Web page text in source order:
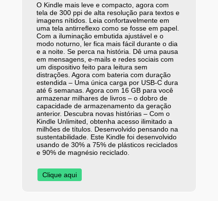
O Kindle mais leve e compacto, agora com
tela de 300 ppi de alta resolução para textos e
imagens nítidos. Leia confortavelmente em
uma tela antirreflexo como se fosse em papel.
Com a iluminação embutida ajustável e o
modo noturno, ler fica mais fácil durante o dia
e a noite. Se perca na história. Dê uma pausa
em mensagens, e-mails e redes sociais com
um dispositivo feito para leitura sem
distrações. Agora com bateria com duração
estendida – Uma única carga por USB-C dura
até 6 semanas. Agora com 16 GB para você
armazenar milhares de livros – o dobro de
capacidade de armazenamento da geração
anterior. Descubra novas histórias – Com o
Kindle Unlimited, obtenha acesso ilimitado a
milhões de títulos. Desenvolvido pensando na
sustentabilidade. Este Kindle foi desenvolvido
usando de 30% a 75% de plásticos reciclados
e 90% de magnésio reciclado.
Clique aqui